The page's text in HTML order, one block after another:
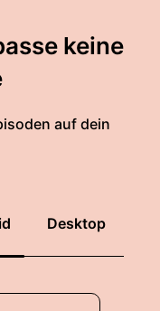
keine
auf dein
Desktop